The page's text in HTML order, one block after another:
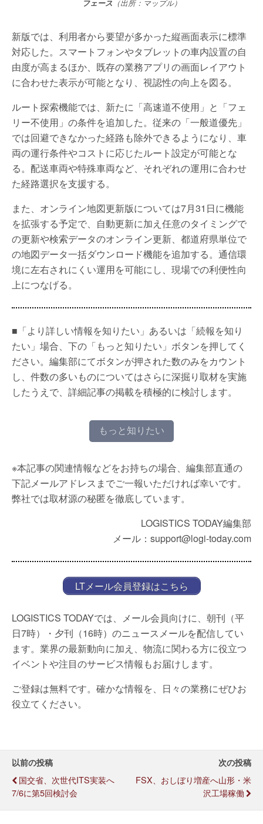
フェース （出所：マップル）
新版では、利用者から要望が多かった縦画面表示に標準
対応した。スマートフォンやタブレットの車内設置の自
由度が高まるほか、既存の業務アプリの画面レイアウト
に合わせた表示が可能となり、視認性の向上を図る。
ルート探索機能では、新たに「高速道不使用」と「フェ
リー不使用」の条件を追加した。従来の「一般道優先」
では回避できなかった経路も除外できるようになり、車
両の運行条件やコストに応じたルート設定が可能とな
る。配送車両や特殊車両など、それぞれの運用に合わせ
た経路選択を支援する。
また、オンライン地図更新版については7月31日に機能
を拡張する予定で、自動更新に加え任意のタイミングで
の更新や検索データのオンライン更新、都道府県単位で
の地図データ一括ダウンロード機能を追加する。通信環
境に左右されにくい運用を可能にし、現場での利便性向
上につなげる。
■「より詳しい情報を知りたい」あるいは「続報を知り
たい」場合、下の「もっと知りたい」ボタンを押してく
ださい。編集部にてボタンが押された数のみをカウント
し、件数の多いものについてはさらに深掘り取材を実施
したうえで、詳細記事の掲載を積極的に検討します。
もっと知りたい
※本記事の関連情報などをお持ちの場合、編集部直通の
下記メールアドレスまでご一報いただければ幸いです。
弊社では取材源の秘匿を徹底しています。
LOGISTICS TODAY編集部
メール：support@logi-today.com
LTメール会員登録はこちら
LOGISTICS TODAYでは、メール会員向けに、朝刊（平
日7時）・夕刊（16時）のニュースメールを配信してい
ます。業界の最新動向に加え、物流に関わる方に役立つ
イベントや注目のサービス情報もお届けします。
ご登録は無料です。確かな情報を、日々の業務にぜひお
役立てください。
以前の投稿
国交省、次世代ITS実装へ
7/6に第5回検討会
次の投稿
FSX、おしぼり増産へ山形・米
沢工場稼働